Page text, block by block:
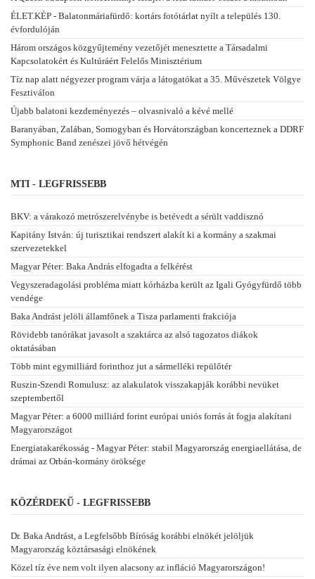
ÉLET.KÉP - Balatonmáriafürdő: kortárs fotótárlat nyílt a település 130.
évfordulóján
Három országos közgyűjtemény vezetőjét menesztette a Társadalmi
Kapcsolatokért és Kultúráért Felelős Minisztérium
Tíz nap alatt négyezer program várja a látogatókat a 35. Művészetek Völgye
Fesztiválon
Újabb balatoni kezdeményezés – olvasnivaló a kévé mellé
Baranyában, Zalában, Somogyban és Horvátországban koncerteznek a DDRF
Symphonic Band zenészei jövő hétvégén
MTI - LEGFRISSEBB
BKV: a várakozó metrószerelvénybe is betévedt a sérült vaddisznó
Kapitány István: új turisztikai rendszert alakít ki a kormány a szakmai
szervezetekkel
Magyar Péter: Baka András elfogadta a felkérést
Vegyszeradagolási probléma miatt kórházba került az Igali Gyógyfürdő több
vendége
Baka Andrást jelöli államfőnek a Tisza parlamenti frakciója
Rövidebb tanórákat javasolt a szaktárca az alsó tagozatos diákok
oktatásában
Több mint egymilliárd forinthoz jut a sármelléki repülőtér
Ruszin-Szendi Romulusz: az alakulatok visszakapják korábbi nevüket
szeptembertől
Magyar Péter: a 6000 milliárd forint európai uniós forrás át fogja alakítani
Magyarországot
Energiatakarékosság - Magyar Péter: stabil Magyarország energiaellátása, de
drámai az Orbán-kormány öröksége
KÖZÉRDEKŰ - LEGFRISSEBB
Dr. Baka Andrást, a Legfelsőbb Bíróság korábbi elnökét jelöljük
Magyarország köztársasági elnökének
Közel tíz éve nem volt ilyen alacsony az infláció Magyarországon!